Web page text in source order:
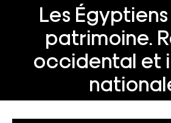
Les
patrimoine.
occidental et